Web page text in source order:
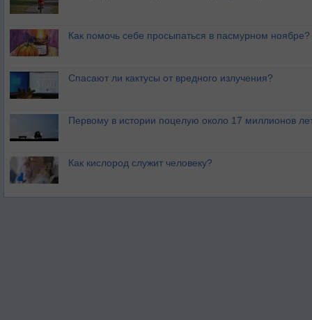
Как помочь себе просыпаться в пасмурном ноябре?
Спасают ли кактусы от вредного излучения?
Первому в истории поцелую около 17 миллионов
Как кислород служит человеку?